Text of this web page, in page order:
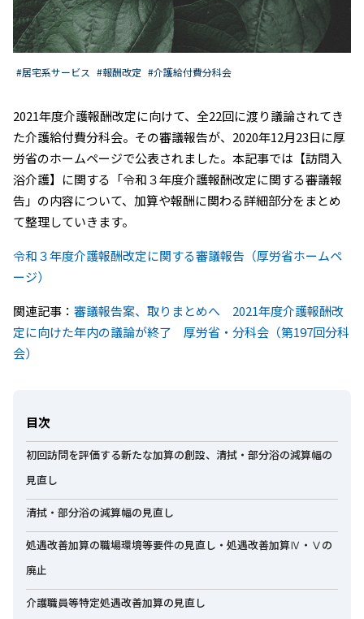
#居宅系サービス #報酬改定 #介護給付費分科会
2021年度介護報酬改定に向けて、全22回に渡り議論されてき
た介護給付費分科会。その審議報告が、2020年12月23日に厚
労省のホームページで公表されました。本記事では【訪問入
浴介護】に関する「令和３年度介護報酬改定に関する審議報
告」の内容について、加算や報酬に関わる詳細部分をまとめ
て整理していきます。
令和３年度介護報酬改定に関する審議報告（厚労省ホームペ
ージ）
関連記事： 審議報告案、取りまとめへ 2021年度介護報酬改
定に向けた年内の議論が終了 厚労省・分科会（第197回分科
会）
目次
初回訪問を評価する新たな加算の創設、清拭・部分浴の減算幅の
見直し
清拭・部分浴の減算幅の見直し
処遇改善加算の職場環境等要件の見直し・処遇改善加算Ⅳ・Ⅴの
廃止
介護職員等特定処遇改善加算の見直し